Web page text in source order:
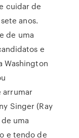
cuidar de
anos.
de uma
e
Washington
arrumar
Singer (Ray
uma
e tendo de